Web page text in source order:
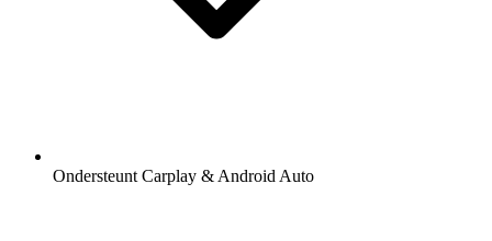
Ondersteunt Carplay & Android Auto